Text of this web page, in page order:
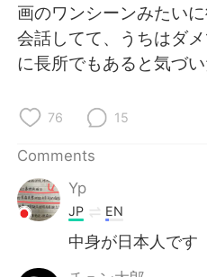
Indonesia
Türkçe
Português
画のワンシーンみたい
会話してて、うちはダ
に長所でもあると気づ
76 15
Comments
Yp
JP EN
中身が日本人です